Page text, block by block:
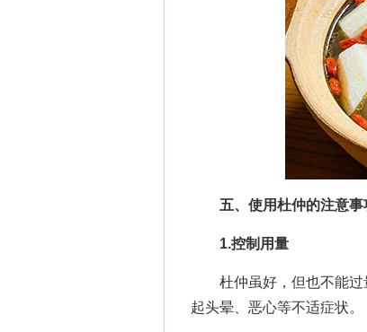
五、使用杜仲的注意事
1.控制用量
杜仲虽好，但也不能过
起头晕、恶心等不适症状。